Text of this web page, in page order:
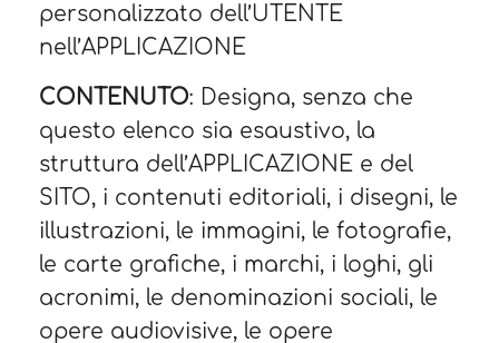
personalizzato dell’UTENTE
nell’APPLICAZIONE
CONTENUTO: Designa, senza che
questo elenco sia esaustivo, la
struttura dell’APPLICAZIONE e del
SITO, i contenuti editoriali, i disegni, le
illustrazioni, le immagini, le fotografie,
le carte grafiche, i marchi, i loghi, gli
acronimi, le denominazioni sociali, le
opere audiovisive, le opere